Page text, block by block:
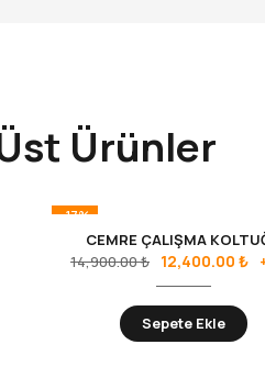
Ürünler
-17%
CEMRE ÇALIŞMA
14,900.00₺ 12,400.00 ₺
Sepete Ekle